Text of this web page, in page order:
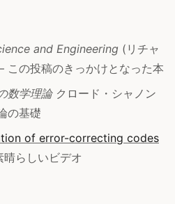
and Engineering (リチャ
の投稿のきっかけとなった本
数学理論クロード・シャノン
の基礎
of error-correcting codes
らしいビデオ